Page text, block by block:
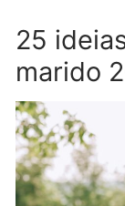
25
marido